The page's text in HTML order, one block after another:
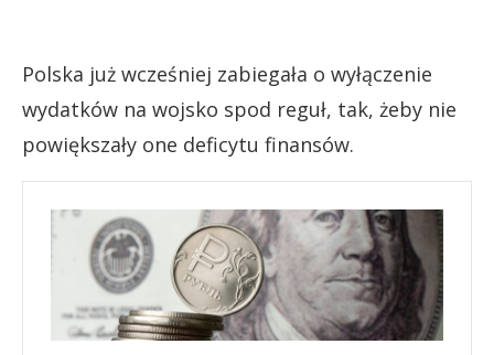
Polska już wcześniej zabiegała o wyłączenie
wydatków na wojsko spod reguł, tak, żeby nie
powiększały one deficytu finansów.